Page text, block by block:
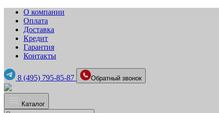
О компании
Оплата
Доставка
Кредит
Гарантия
Контакты
8 (495) 795-85-87 Обратный звонок
Каталог